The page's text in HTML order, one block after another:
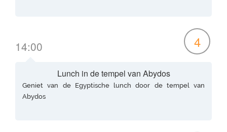
14:00 4
Lunch in de tempel van Abydos
Geniet van de Egyptische lunch door de tempel van
Abydos